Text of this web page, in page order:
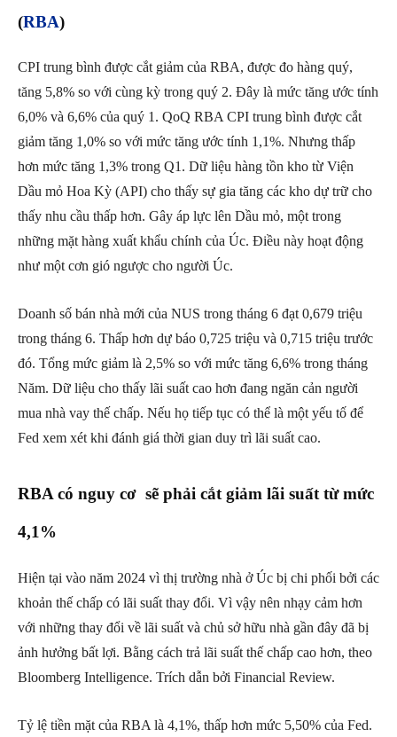
(RBA)
CPI trung bình được cắt giảm của RBA, được đo hàng quý,
tăng 5,8% so với cùng kỳ trong quý 2. Đây là mức tăng ước tính
6,0% và 6,6% của quý 1. QoQ RBA CPI trung bình được cắt
giảm tăng 1,0% so với mức tăng ước tính 1,1%. Nhưng thấp
hơn mức tăng 1,3% trong Q1. Dữ liệu hàng tồn kho từ Viện
Dầu mỏ Hoa Kỳ (API) cho thấy sự gia tăng các kho dự trữ cho
thấy nhu cầu thấp hơn. Gây áp lực lên Dầu mỏ, một trong
những mặt hàng xuất khẩu chính của Úc. Điều này hoạt động
như một cơn gió ngược cho người Úc.
Doanh số bán nhà mới của NUS trong tháng 6 đạt 0,679 triệu
trong tháng 6. Thấp hơn dự báo 0,725 triệu và 0,715 triệu trước
đó. Tổng mức giảm là 2,5% so với mức tăng 6,6% trong tháng
Năm. Dữ liệu cho thấy lãi suất cao hơn đang ngăn cản người
mua nhà vay thế chấp. Nếu họ tiếp tục có thể là một yếu tố để
Fed xem xét khi đánh giá thời gian duy trì lãi suất cao.
RBA có nguy cơ sẽ phải cắt giảm lãi suất từ ​​mức
4,1%
Hiện tại vào năm 2024 vì thị trường nhà ở Úc bị chi phối bởi các
khoản thế chấp có lãi suất thay đổi. Vì vậy nên nhạy cảm hơn
với những thay đổi về lãi suất và chủ sở hữu nhà gần đây đã bị
ảnh hưởng bất lợi. Bằng cách trả lãi suất thế chấp cao hơn, theo
Bloomberg Intelligence. Trích dẫn bởi Financial Review.
Tỷ lệ tiền mặt của RBA là 4,1%, thấp hơn mức 5,50% của Fed.